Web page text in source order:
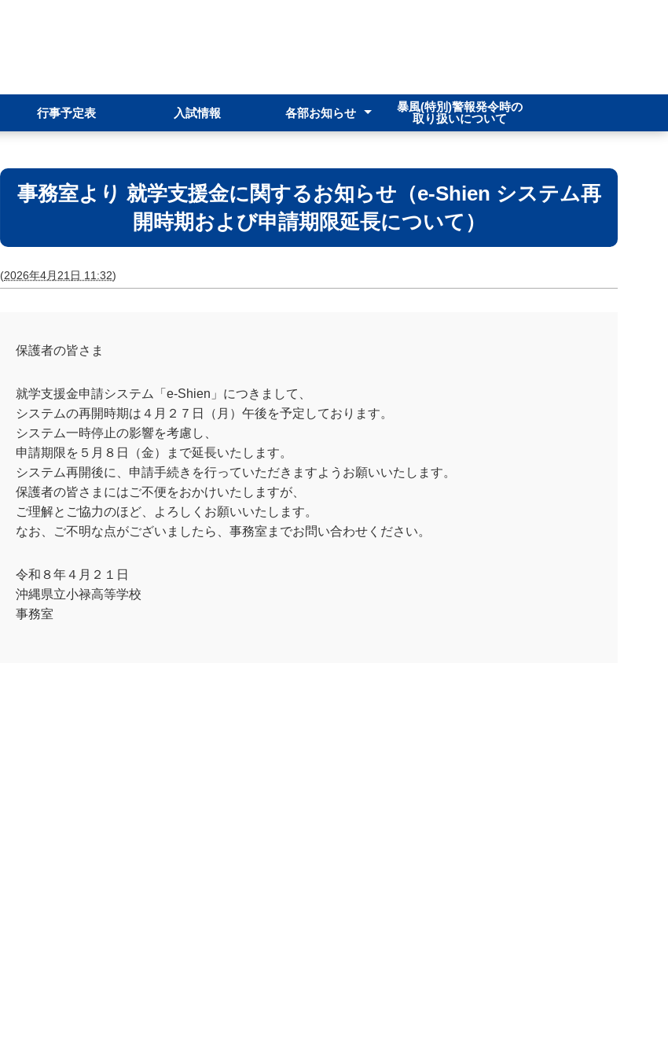
行事予定表 入試情報 各部お知らせ
暴風(特別)警報発令時の
取り扱いについて
事務室より 就学支援金に関するお知らせ（e-Shien システム再
開時期および申請期限延長について）
(2026年4月21日 11:32)
保護者の皆さま
就学支援金申請システム「e-Shien」につきまして、
システムの再開時期は４月２７日（月）午後を予定しております。
システム一時停止の影響を考慮し、
申請期限を５月８日（金）まで延長いたします。
システム再開後に、申請手続きを行っていただきますようお願いいたします。
保護者の皆さまにはご不便をおかけいたしますが、
ご理解とご協力のほど、よろしくお願いいたします。
なお、ご不明な点がございましたら、事務室までお問い合わせください。
令和８年４月２１日
沖縄県立小禄高等学校
事務室